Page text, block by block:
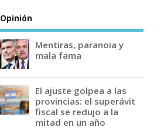
Opinión
Mentiras, paranoia y
mala fama
El ajuste golpea a las
provincias: el superávit
fiscal se redujo a la
mitad en un año